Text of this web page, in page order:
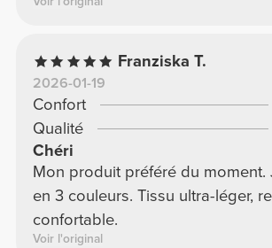
Franziska T.
2026-01-19
Confort
Qualité
Chéri
Mon produit préféré du moment.
en 3 couleurs. Tissu ultra-léger,
confortable.
Voir l'original